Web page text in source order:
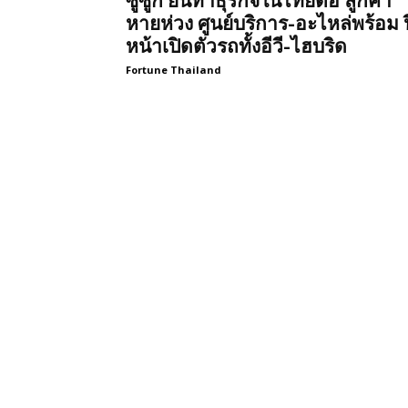
หายห่วง ศูนย์บริการ-อะไหล่พร้อม
หน้าเปิดตัวรถทั้งอีวี-ไฮบริด
Fortune Thailand